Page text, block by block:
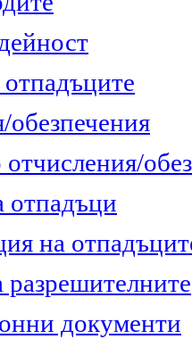
отпадъци
на
разрешителните
документи